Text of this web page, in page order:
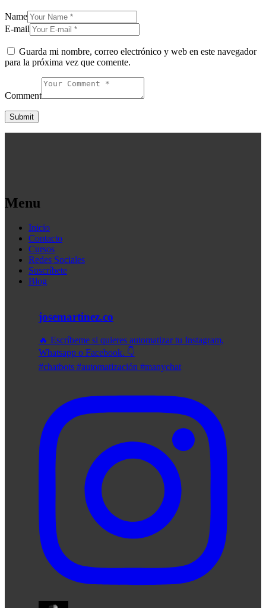
Name
E-mail
Guarda mi nombre, correo electrónico y web en este navegador
para la próxima vez que comente.
Comment
Menu
Inicio
Contacto
Cursos
Redes Sociales
Suscríbete
Blog
josemartinez.co
🔥 Escríbeme si quieres automatizar tu Instagram,
Whatsapp o Facebook. 👇
#chatbots #automatización #manychat